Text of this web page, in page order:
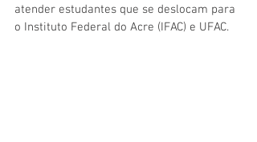
atender estudantes que se deslocam para
o Instituto Federal do Acre (IFAC) e UFAC.